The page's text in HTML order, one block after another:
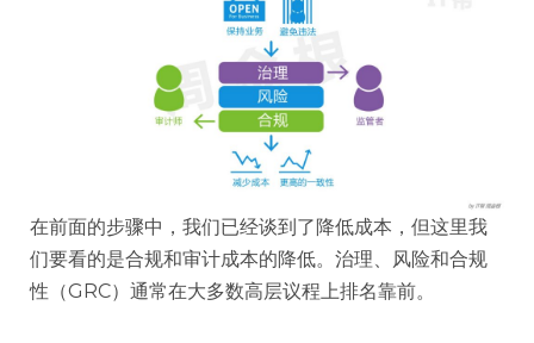
在前面的步骤中，我们已经谈到了降低成本，但这里我
们要看的是合规和审计成本的降低。治理、风险和合规
性（GRC）通常在大多数高层议程上排名靠前。